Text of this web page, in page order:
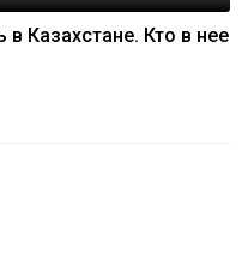
Казахстане. Кто в нее